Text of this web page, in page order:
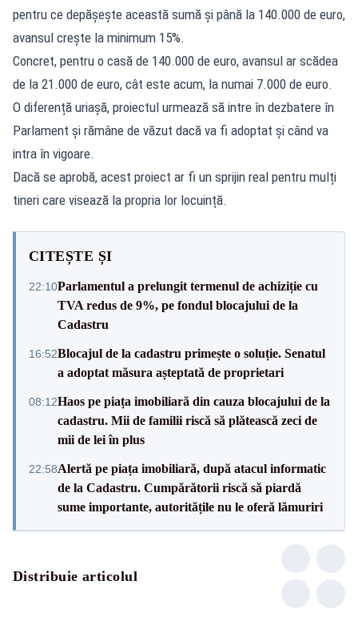
pentru ce depășește această sumă și până la 140.000 de euro,
avansul crește la minimum 15%.
Concret, pentru o casă de 140.000 de euro, avansul ar scădea
de la 21.000 de euro, cât este acum, la numai 7.000 de euro.
O diferență uriașă, proiectul urmează să intre în dezbatere în
Parlament și rămâne de văzut dacă va fi adoptat și când va
intra în vigoare.
Dacă se aprobă, acest proiect ar fi un sprijin real pentru mulți
tineri care visează la propria lor locuință.
CITEȘTE ȘI
22:10Parlamentul a prelungit termenul de achiziție cu
TVA redus de 9%, pe fondul blocajului de la
Cadastru
16:52Blocajul de la cadastru primește o soluție. Senatul
a adoptat măsura așteptată de proprietari
08:12Haos pe piața imobiliară din cauza blocajului de la
cadastru. Mii de familii riscă să plătească zeci de
mii de lei în plus
22:58Alertă pe piața imobiliară, după atacul informatic
de la Cadastru. Cumpărătorii riscă să piardă
sume importante, autoritățile nu le oferă lămuriri
Distribuie articolul